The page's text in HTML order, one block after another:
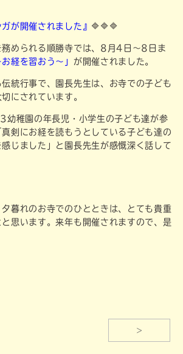
ガが開催されました』 🔷🔷🔷
務められる順勝寺では、8月4日～8日ま
経を習おう～」 が開催されました。
統行事で、園長先生は、お寺での子ども
にされています。
幼稚園の年長児・小学生の子ども達が参
剣にお経を読もうとしている子ども達の
じました」と園長先生が感慨深く話して
暮れのお寺でのひとときは、とても貴重
思います。来年も開催されますので、是
>